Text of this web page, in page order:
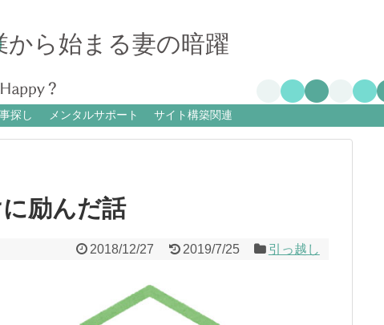
から始まる妻の暗躍
探し メンタルサポート サイト構築関連
励んだ話
2018/12/27 2019/7/25 引っ越し